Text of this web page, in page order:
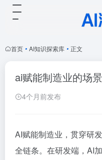
首页 • AI知识探索库 • 正文
ai赋能制造业的场
4个月前发布
AI赋能制造业，贯穿研
全链条。在研发端，AI